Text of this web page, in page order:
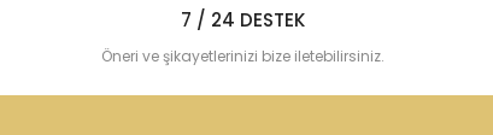
7 / 24 DESTEK
Öneri ve şikayetlerinizi bize iletebilirsiniz.